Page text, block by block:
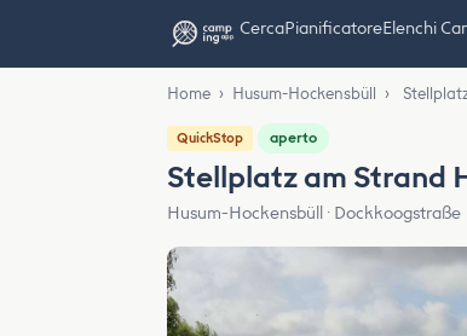
CercaPianificatoreElenchi
Home › Husum-Hockensbüll ›
QuickStop aperto
Stellplatz am Strand
Husum-Hockensbüll · Dockkoogstraße